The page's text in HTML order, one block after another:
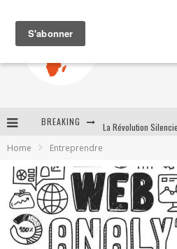
BREAKING
How Technology Has
Home Entreprendre